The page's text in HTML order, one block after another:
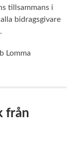
tillsammans i
bidragsgivare
Lomma
från